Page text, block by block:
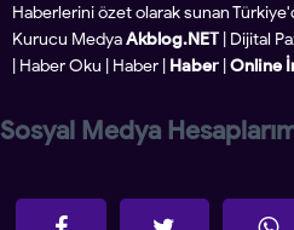
Haberlerini özet olarak sunan
Kurucu MedyaAkblog.NET | Dijital
Haber Oku Haber Haber Online
Sosyal Medya